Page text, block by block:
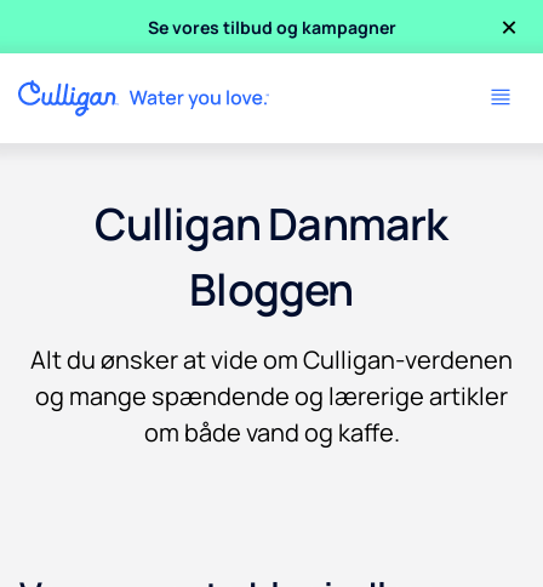
Se vores tilbud og kampagner ×
Culligan Danmark
Bloggen
Alt du ønsker at vide om Culligan-verdenen
og mange spændende og lærerige artikler
om både vand og kaffe.